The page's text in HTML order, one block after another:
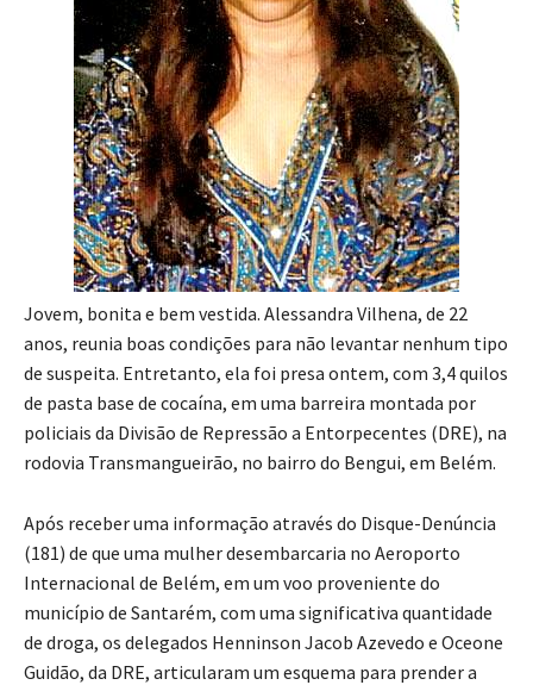
Jovem, bonita e bem vestida. Alessandra Vilhena, de 22
anos, reunia boas condições para não levantar nenhum tipo
de suspeita. Entretanto, ela foi presa ontem, com 3,4 quilos
de pasta base de cocaína, em uma barreira montada por
policiais da Divisão de Repressão a Entorpecentes (DRE), na
rodovia Transmangueirão, no bairro do Bengui, em Belém.
Após receber uma informação através do Disque-Denúncia
(181) de que uma mulher desembarcaria no Aeroporto
Internacional de Belém, em um voo proveniente do
município de Santarém, com uma significativa quantidade
de droga, os delegados Henninson Jacob Azevedo e Oceone
Guidão, da DRE, articularam um esquema para prender a